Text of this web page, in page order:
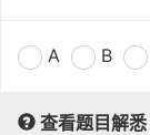
A B
查看题目解悉